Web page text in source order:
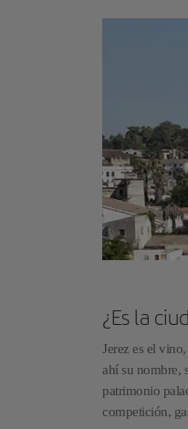
¿Es la
Jerez es el
ahí su nombre,
patrimonio
competición,